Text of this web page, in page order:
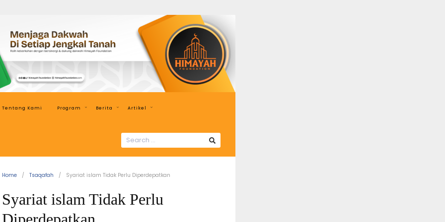
Himayah
Foundation
Menjaga
Dakwah
di
Setiap
Jengkal
Tentang Kami Program Berita Artikel
FOR:
Home Tsaqafah Syariat islam Tidak Perlu Diperdepatkan
Syariat islam Tidak Perlu